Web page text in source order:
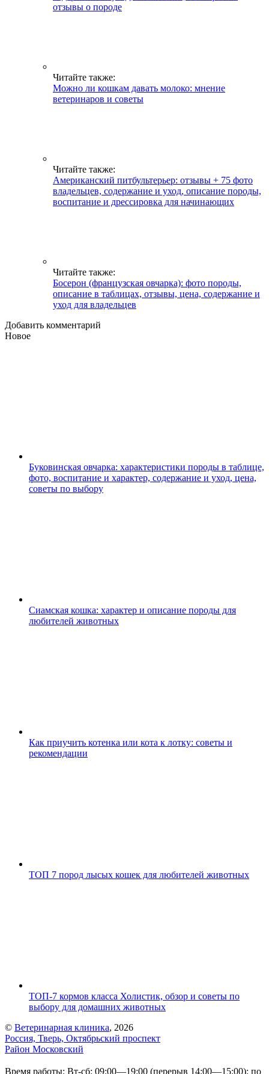
отзывы о породе
Читайте также:
Можно ли кошкам давать молоко: мнение
ветеринаров и советы
Читайте также:
Американский питбультерьер: отзывы + 75 фото
владельцев, содержание и уход, описание породы,
воспитание и дрессировка для начинающих
Читайте также:
Босерон (французская овчарка): фото породы,
описание в таблицах, отзывы, цена, содержание и
уход для владельцев
Добавить комментарий
Новое
Буковинская овчарка: характеристики породы в таблице,
фото, воспитание и характер, содержание и уход, цена,
советы по выбору
Сиамская кошка: характер и описание породы для
любителей животных
Как приучить котенка или кота к лотку: советы и
рекомендации
ТОП 7 пород лысых кошек для любителей животных
ТОП-7 кормов класса Холистик, обзор и советы по
выбору для домашних животных
© Ветеринарная клиника, 2026
Россия, Тверь, Октябрьский проспект
Район Московский
Время работы: Вт-сб: 09:00—19:00 (перерыв 14:00—15:00); по